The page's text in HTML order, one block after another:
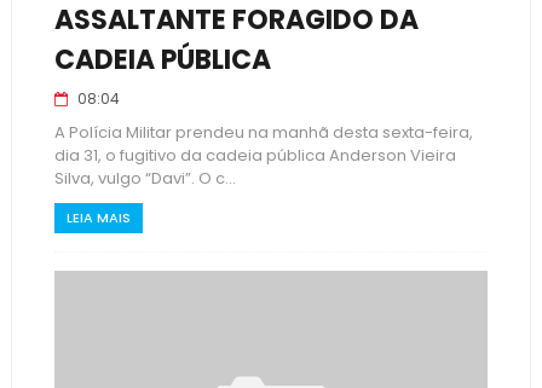
ASSALTANTE FORAGIDO DA
CADEIA PÚBLICA
08:04
A Polícia Militar prendeu na manhã desta sexta-feira,
dia 31, o fugitivo da cadeia pública Anderson Vieira
Silva, vulgo “Davi”. O c...
LEIA MAIS